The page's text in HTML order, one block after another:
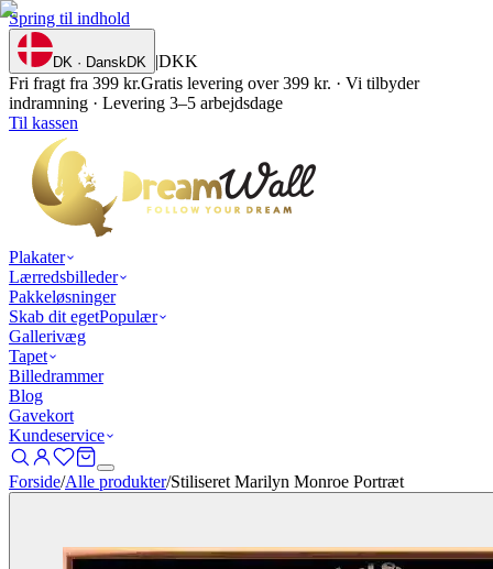
Spring til indhold
DK · DanskDK |DKK
Fri fragt fra 399 kr.Gratis levering over 399 kr. · Vi tilbyder
indramning · Levering 3–5 arbejdsdage
Til kassen
Plakater
Lærredsbilleder
Pakkeløsninger
Skab dit egetPopulær
Gallerivæg
Tapet
Billedrammer
Blog
Gavekort
Kundeservice
Forside/Alle produkter/Stiliseret Marilyn Monroe Portræt